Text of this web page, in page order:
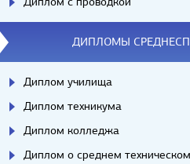
ДИПЛОМЫ
Диплом училища
Диплом техникума
Диплом колледжа
Диплом о среднем